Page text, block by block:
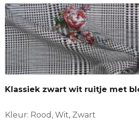
Klassiek zwart wit ruitje met
Kleur: Rood, Wit, Zwart